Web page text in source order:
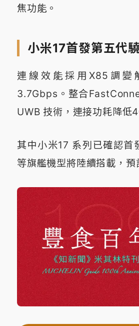
焦功能。
小米17首發第五代
連線效能採用X85調變
3.7Gbps。整合
UWB 技術，連接功耗降低
其中小米17 系列已確認
等旗艦機型將陸續搭載，